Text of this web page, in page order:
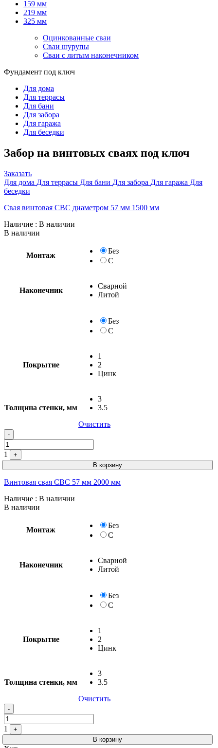
159 мм
219 мм
325 мм
Оцинкованные сваи
Сваи шурупы
Сваи с литым наконечником
Фундамент под ключ
Для дома
Для террасы
Для бани
Для забора
Для гаража
Для беседки
Забор на винтовых сваях под ключ
Заказать
Для дома Для террасы Для бани Для забора Для гаража Для
беседки
Свая винтовая СВС диаметром 57 мм 1500 мм
Наличие : В наличии
В наличии
Монтаж
Без
С
Наконечник
Сварной
Литой
Без
С
Покрытие
1
2
Цинк
Толщина стенки, мм
3
3.5
Очистить
-
1
+
В корзину
Винтовая свая СВС 57 мм 2000 мм
Наличие : В наличии
В наличии
Монтаж
Без
С
Наконечник
Сварной
Литой
Без
С
Покрытие
1
2
Цинк
Толщина стенки, мм
3
3.5
Очистить
-
1
+
В корзину